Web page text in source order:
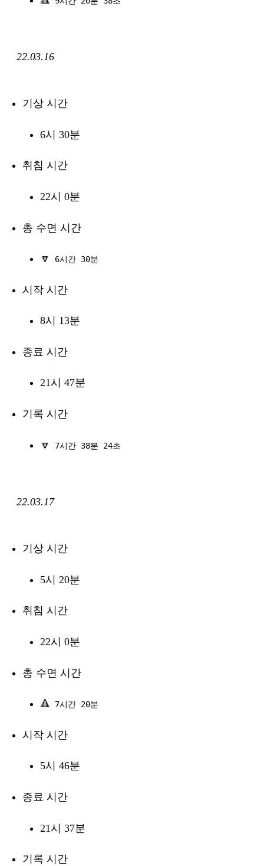
22.03.16
기상 시간
6시 30분
취침 시간
22시 0분
총 수면 시간
🔽 6시간 30분
시작 시간
8시 13분
종료 시간
21시 47분
기록 시간
🔽 7시간 38분 24초
22.03.17
기상 시간
5시 20분
취침 시간
22시 0분
총 수면 시간
🔺 7시간 20분
시작 시간
5시 46분
종료 시간
21시 37분
기록 시간